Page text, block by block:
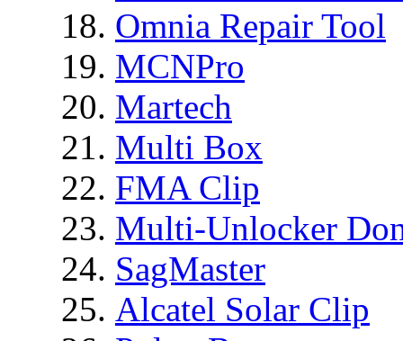
Omnia Repair Tool
MCNPro
Martech
Multi Box
FMA Clip
Multi-Unlocker
SagMaster
Alcatel Solar Clip